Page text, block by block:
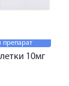
10мг